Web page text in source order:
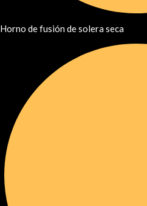
Horno de fusión de solera seca